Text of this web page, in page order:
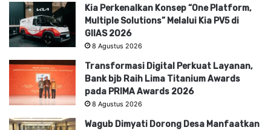
Kia Perkenalkan Konsep “One Platform,
Multiple Solutions” Melalui Kia PV5 di
GIIAS 2026
8 Agustus 2026
Transformasi Digital Perkuat Layanan,
Bank bjb Raih Lima Titanium Awards
pada PRIMA Awards 2026
8 Agustus 2026
Wagub Dimyati Dorong Desa Manfaatkan